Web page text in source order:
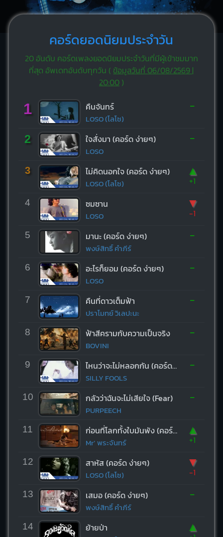
คอร์ดยอดนิยมประจำวัน
20 อันดับ คอร์ดเพลงยอดนิยมประจำวันที่มีผู้เข้าชมมาก
ที่สุด อัพเดทอันดับทุกวัน ( ข้อมูลวันที่ 06/08/2569 |
20:00)
1 คืนจันทร์
LOSO (โลโซ)
-
2 ใจสั่งมา (คอร์ด ง่ายๆ)
LOSO
-
3 ไม่คิดนอกใจ (คอร์ด ง่ายๆ)
LOSO (โลโซ)
▲
+1
4 ซมซาน
LOSO
▼
-1
5 มานะ (คอร์ด ง่ายๆ)
พงษ์สิทธิ์ คำภีร์
-
6 อะไรก็ยอม (คอร์ด ง่ายๆ)
LOSO
-
7 คืนที่ดาวเต็มฟ้า
ปราโมทย์ วิเลปะนะ
-
8 ฟ้าสีครามกับความเป็นจริง
BOVINI
-
9 ไหนว่าจะไม่หลอกกัน (คอร์ด ง่ายๆ)
SILLY FOOLS
-
10 กลัวว่าฉันจะไม่เสียใจ (Fear)
PURPEECH
-
11 ก่อนที่โลกทั้งใบมันพัง (คอร์ด ง่ายๆ)
Mr’ พระจันทร์
▲
+1
12 สาหัส (คอร์ด ง่ายๆ)
LOSO (โลโซ)
▼
-1
13 เสมอ (คอร์ด ง่ายๆ)
พงษ์สิทธิ์ คำภีร์
-
14 ย้ายป่า ▲